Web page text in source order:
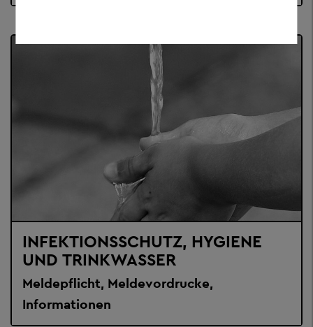
INFEKTIONSSCHUTZ, HYGIENE
UND TRINKWASSER
Meldepflicht, Meldevordrucke,
Informationen